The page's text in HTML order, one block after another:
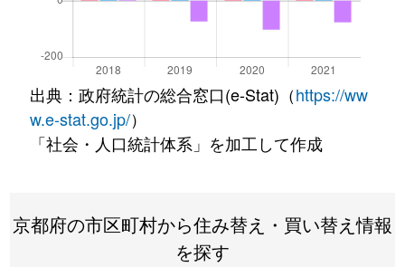
出典：政府統計の総合窓口(e-Stat)（https://ww
w.e-stat.go.jp/）
「社会・人口統計体系」を加工して作成
京都府の市区町村から住み替え・買い替え情報
を探す